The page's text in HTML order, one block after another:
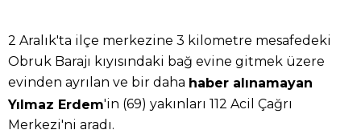
2 Aralık'ta ilçe merkezine 3 kilometre mesafedeki
Obruk Barajı kıyısındaki bağ evine gitmek üzere
evinden ayrılan ve bir daha haber alınamayan
Yılmaz Erdem'in (69) yakınları 112 Acil Çağrı
Merkezi'ni aradı.